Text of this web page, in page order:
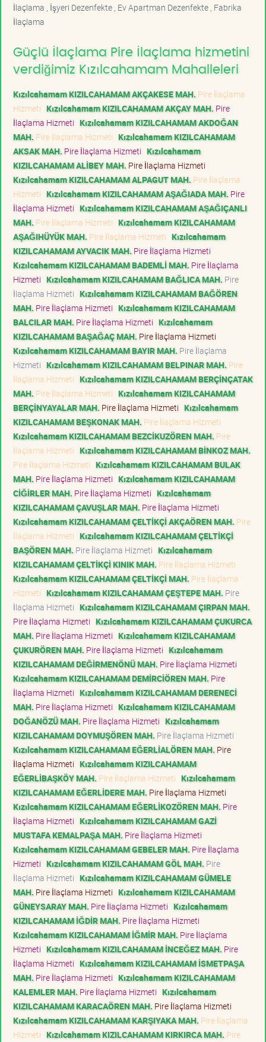
İlaçlama , İşyeri Dezenfekte , Ev Apartman Dezenfekte , Fabrika
İlaçlama
Güçlü İlaçlama Pire İlaçlama hizmetini
verdiğimiz Kızılcahamam Mahalleleri
Kızılcahamam KIZILCAHAMAM AKÇAKESE MAH. Pire İlaçlama
Hizmeti Kızılcahamam KIZILCAHAMAM AKÇAY MAH. Pire
İlaçlama Hizmeti Kızılcahamam KIZILCAHAMAM AKDOĞAN
MAH. Pire İlaçlama Hizmeti Kızılcahamam KIZILCAHAMAM
AKSAK MAH. Pire İlaçlama Hizmeti Kızılcahamam
KIZILCAHAMAM ALİBEY MAH. Pire İlaçlama Hizmeti
Kızılcahamam KIZILCAHAMAM ALPAGUT MAH. Pire İlaçlama
Hizmeti Kızılcahamam KIZILCAHAMAM AŞAĞIADA MAH. Pire
İlaçlama Hizmeti Kızılcahamam KIZILCAHAMAM AŞAĞIÇANLI
MAH. Pire İlaçlama Hizmeti Kızılcahamam KIZILCAHAMAM
AŞAĞIHÜYÜK MAH. Pire İlaçlama Hizmeti Kızılcahamam
KIZILCAHAMAM AYVACIK MAH. Pire İlaçlama Hizmeti
Kızılcahamam KIZILCAHAMAM BADEMLİ MAH. Pire İlaçlama
Hizmeti Kızılcahamam KIZILCAHAMAM BAĞLICA MAH. Pire
İlaçlama Hizmeti Kızılcahamam KIZILCAHAMAM BAĞÖREN
MAH. Pire İlaçlama Hizmeti Kızılcahamam KIZILCAHAMAM
BALCILAR MAH. Pire İlaçlama Hizmeti Kızılcahamam
KIZILCAHAMAM BAŞAĞAÇ MAH. Pire İlaçlama Hizmeti
Kızılcahamam KIZILCAHAMAM BAYIR MAH. Pire İlaçlama
Hizmeti Kızılcahamam KIZILCAHAMAM BELPINAR MAH. Pire
İlaçlama Hizmeti Kızılcahamam KIZILCAHAMAM BERÇİNÇATAK
MAH. Pire İlaçlama Hizmeti Kızılcahamam KIZILCAHAMAM
BERÇİNYAYALAR MAH. Pire İlaçlama Hizmeti Kızılcahamam
KIZILCAHAMAM BEŞKONAK MAH. Pire İlaçlama Hizmeti
Kızılcahamam KIZILCAHAMAM BEZCİKUZÖREN MAH. Pire
İlaçlama Hizmeti Kızılcahamam KIZILCAHAMAM BİNKOZ MAH.
Pire İlaçlama Hizmeti Kızılcahamam KIZILCAHAMAM BULAK
MAH. Pire İlaçlama Hizmeti Kızılcahamam KIZILCAHAMAM
CİĞİRLER MAH. Pire İlaçlama Hizmeti Kızılcahamam
KIZILCAHAMAM ÇAVUŞLAR MAH. Pire İlaçlama Hizmeti
Kızılcahamam KIZILCAHAMAM ÇELTİKÇİ AKÇAÖREN MAH. Pire
İlaçlama Hizmeti Kızılcahamam KIZILCAHAMAM ÇELTİKÇİ
BAŞÖREN MAH. Pire İlaçlama Hizmeti Kızılcahamam
KIZILCAHAMAM ÇELTİKÇİ KINIK MAH. Pire İlaçlama Hizmeti
Kızılcahamam KIZILCAHAMAM ÇELTİKÇİ MAH. Pire İlaçlama
Hizmeti Kızılcahamam KIZILCAHAMAM ÇEŞTEPE MAH. Pire
İlaçlama Hizmeti Kızılcahamam KIZILCAHAMAM ÇIRPAN MAH.
Pire İlaçlama Hizmeti Kızılcahamam KIZILCAHAMAM ÇUKURCA
MAH. Pire İlaçlama Hizmeti Kızılcahamam KIZILCAHAMAM
ÇUKURÖREN MAH. Pire İlaçlama Hizmeti Kızılcahamam
KIZILCAHAMAM DEĞİRMENÖNÜ MAH. Pire İlaçlama Hizmeti
Kızılcahamam KIZILCAHAMAM DEMİRCİÖREN MAH. Pire
İlaçlama Hizmeti Kızılcahamam KIZILCAHAMAM DERENECİ
MAH. Pire İlaçlama Hizmeti Kızılcahamam KIZILCAHAMAM
DOĞANÖZÜ MAH. Pire İlaçlama Hizmeti Kızılcahamam
KIZILCAHAMAM DOYMUŞÖREN MAH. Pire İlaçlama Hizmeti
Kızılcahamam KIZILCAHAMAM EĞERLİALÖREN MAH. Pire
İlaçlama Hizmeti Kızılcahamam KIZILCAHAMAM
EĞERLİBAŞKÖY MAH. Pire İlaçlama Hizmeti Kızılcahamam
KIZILCAHAMAM EĞERLİDERE MAH. Pire İlaçlama Hizmeti
Kızılcahamam KIZILCAHAMAM EĞERLİKOZÖREN MAH. Pire
İlaçlama Hizmeti Kızılcahamam KIZILCAHAMAM GAZİ
MUSTAFA KEMALPAŞA MAH. Pire İlaçlama Hizmeti
Kızılcahamam KIZILCAHAMAM GEBELER MAH. Pire İlaçlama
Hizmeti Kızılcahamam KIZILCAHAMAM GÖL MAH. Pire
İlaçlama Hizmeti Kızılcahamam KIZILCAHAMAM GÜMELE
MAH. Pire İlaçlama Hizmeti Kızılcahamam KIZILCAHAMAM
GÜNEYSARAY MAH. Pire İlaçlama Hizmeti Kızılcahamam
KIZILCAHAMAM İĞDİR MAH. Pire İlaçlama Hizmeti
Kızılcahamam KIZILCAHAMAM İĞMİR MAH. Pire İlaçlama
Hizmeti Kızılcahamam KIZILCAHAMAM İNCEĞEZ MAH. Pire
İlaçlama Hizmeti Kızılcahamam KIZILCAHAMAM İSMETPAŞA
MAH. Pire İlaçlama Hizmeti Kızılcahamam KIZILCAHAMAM
KALEMLER MAH. Pire İlaçlama Hizmeti Kızılcahamam
KIZILCAHAMAM KARACAÖREN MAH. Pire İlaçlama Hizmeti
Kızılcahamam KIZILCAHAMAM KARŞIYAKA MAH. Pire İlaçlama
Hizmeti Kızılcahamam KIZILCAHAMAM KIRKIRCA MAH. Pire